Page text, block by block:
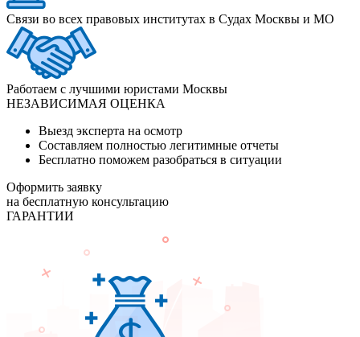
Связи во всех правовых институтах в Судах Москвы и МО
Работаем с лучшими юристами Москвы
НЕЗАВИСИМАЯ ОЦЕНКА
Выезд эксперта на осмотр
Составляем полностью легитимные отчеты
Бесплатно поможем разобраться в ситуации
Оформить заявку
на бесплатную консультацию
ГАРАНТИИ